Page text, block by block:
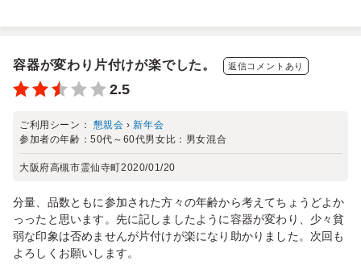
容器が変わり片付けが楽でした。 返信コメントあり
2.5
ご利用シーン： 懇親会 ›新年会
参加者の年齢：50代～60代男女比： 男女混合
大阪府高槻市霊仙寺町2020/01/20
分量、品数ともに参加された方々の年齢から考えてちょうどよか
っったと思います。先に記しましたように容器が変わり、少々貧
弱な印象は否めませんが片付けが楽になり助かりました。次回も
よろしくお願いします。